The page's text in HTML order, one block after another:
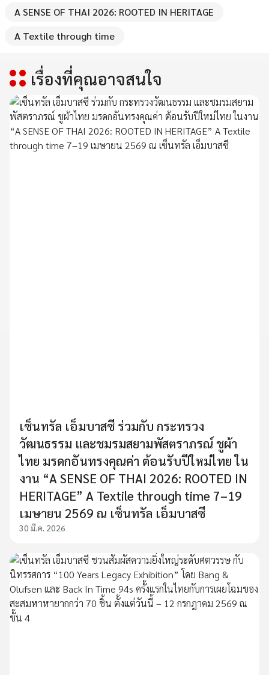
A SENSE OF THAI 2026: ROOTED IN HERITAGE
A Textile through time
เรื่องที่คุณอาจสนใจ
เซ็นทรัล เอ็มบาสซี ร่วมกับ กระทรวง
วัฒนธรรม และชมรมสยามพัสตราภรณ์ ชูผ้า
ไทย มรดกอันทรงคุณค่า ต้อนรับปีใหม่ไทย ใน
งาน “A SENSE OF THAI 2026: ROOTED IN
HERITAGE” A Textile through time 7–19
เมษายน 2569 ณ เซ็นทรัล เอ็มบาสซี
30 มี.ค. 2026